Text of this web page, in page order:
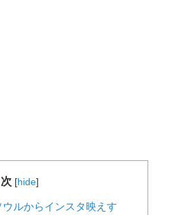
[hide]
ルからインスタ映えす